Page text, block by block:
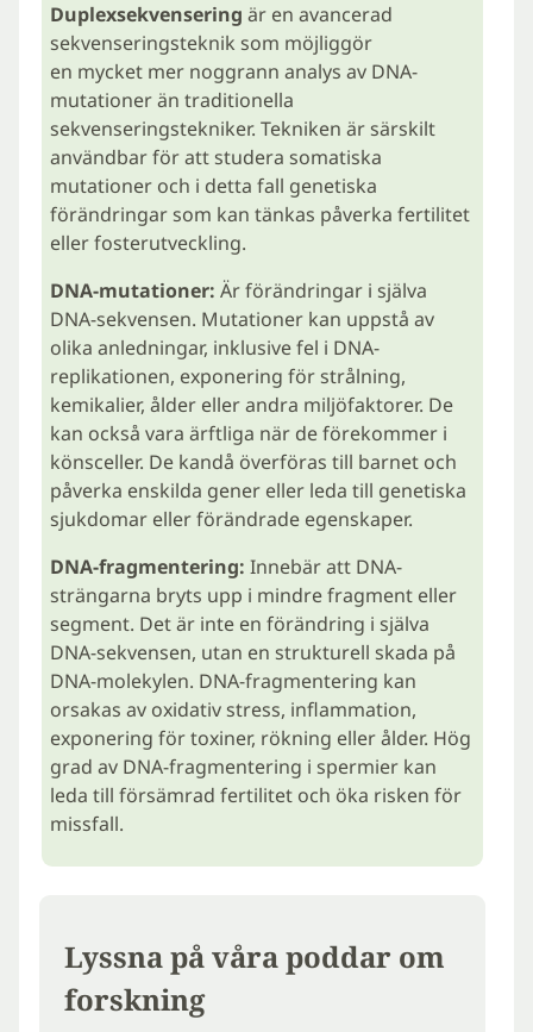
Duplexsekvenseringär en avancerad
sekvenseringsteknik som möjliggör
en mycket mer noggrann analys av DNA-
mutationer än traditionella
sekvenseringstekniker. Tekniken är särskilt
användbar för att studera somatiska
mutationer och i detta fall genetiska
förändringar som kan tänkas påverka fertilitet
eller fosterutveckling.
DNA-mutationer: Är förändringar i själva
DNA-sekvensen. Mutationer kan uppstå av
olika anledningar, inklusive fel i DNA-
replikationen, exponering för strålning,
kemikalier, ålder eller andra miljöfaktorer. De
kan också vara ärftliga när de förekommer i
könsceller. De kandå överföras till barnet och
påverka enskilda gener eller leda till genetiska
sjukdomar eller förändrade egenskaper.
DNA-fragmentering:Innebär att DNA-
strängarna bryts upp i mindre fragment eller
segment. Det är inte en förändring i själva
DNA-sekvensen, utan en strukturell skada på
DNA-molekylen. DNA-fragmentering kan
orsakas av oxidativ stress, inflammation,
exponering för toxiner, rökning eller ålder. Hög
grad av DNA-fragmentering i spermier kan
leda till försämrad fertilitet och öka risken för
missfall.
Lyssna på våra poddar om
forskning